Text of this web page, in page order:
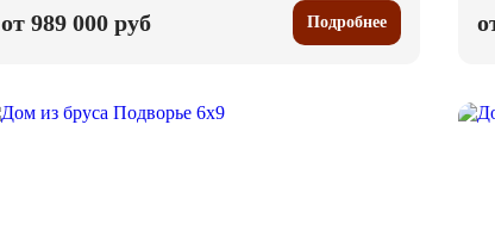
от 989 000 руб Подробнее